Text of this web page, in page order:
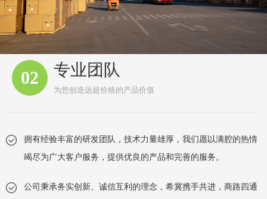
02 专业团队
为您创造远超价格的产品价值
拥有经验丰富的研发团队，技术力量雄厚，我们愿以满腔的热情
竭尽为广大客户服务，提供优良的产品和完善的服务。
公司秉承务实创新、诚信互利的理念，希冀携手共进，商路四通